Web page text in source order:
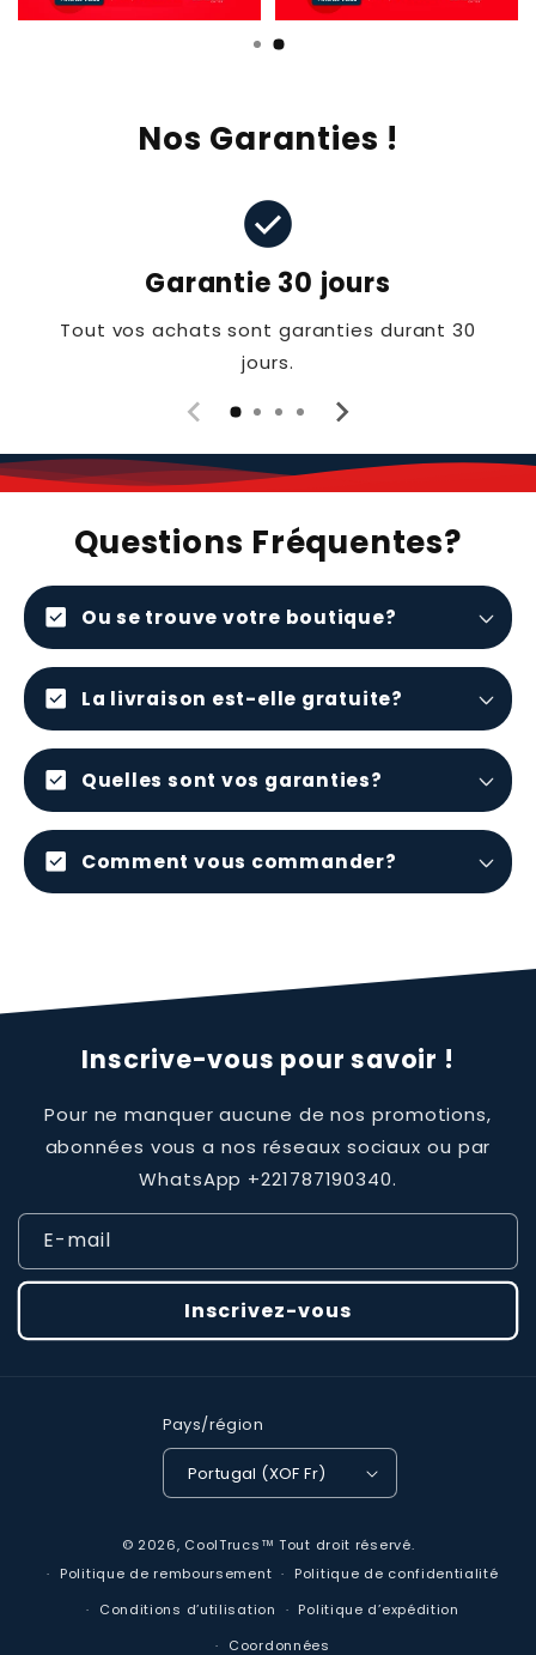
Nos Garanties !
check_circle
Garantie 30 jours
Tout vos achats sont garanties durant 30
jours.
Questions Fréquentes?
check_box Ou se trouve votre boutique?
check_box La livraison est-elle gratuite?
check_box Quelles sont vos garanties?
check_box Comment vous commander?
Inscrive-vous pour savoir !
Pour ne manquer aucune de nos promotions,
abonnées vous a nos réseaux sociaux ou par
WhatsApp +221787190340.
E-mail
Inscrivez-vous
Pays/région
Portugal (XOF Fr)
de
© 2026, CoolTrucs™ Tout droit réservé.
Politique de remboursement
Politique de confidentialité
Conditions d’utilisation
Politique d’expédition
Coordonnées